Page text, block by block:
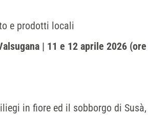
e prodotti locali
| 11 e 12 aprile 2026
in fiore ed il sobborgo di